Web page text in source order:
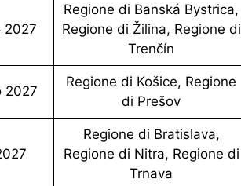
2027
Regione di Banská Bystrica,
Regione di Žilina, Regione di
Trenčín
2027
Regione di Košice, Regione
di Prešov
Regione di Bratislava,
Regione di Nitra, Regione di
Trnava